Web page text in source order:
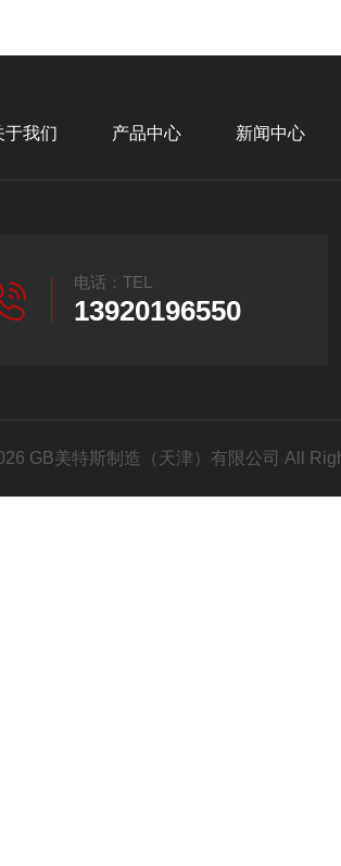
于我们 产品中心 新闻中心
电话：TEL
13920196550
GB美特斯制造（天津）有限公司 All